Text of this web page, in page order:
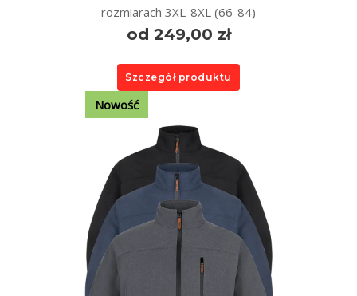
rozmiarach 3XL-8XL (66-84)
od 249,00 zł
Szczegół produktu
Nowość